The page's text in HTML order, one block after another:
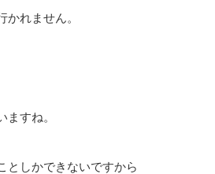
かれません。
すね。
としかできないですから